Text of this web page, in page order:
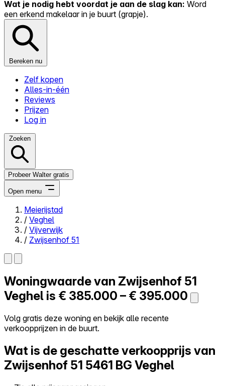
Wat je nodig hebt voordat je aan de slag kan: Word
een erkend makelaar in je buurt (grapje).
Bereken nu
Zelf kopen
Alles-in-één
Reviews
Prijzen
Log in
Zoeken
Probeer Walter gratis
Open menu
Close menu
Zelf kopen
Alles-in-één
Reviews
Log in
Meierijstad
/ Veghel
/ Vijverwijk
/ Zwijsenhof 51
Woningwaarde van Zwijsenhof 51
Veghel is € 385.000 – € 395.000
Volg gratis deze woning en bekijk alle recente
verkoopprijzen in de buurt.
Wat is de geschatte verkoopprijs van
Zwijsenhof 51 5461 BG Veghel